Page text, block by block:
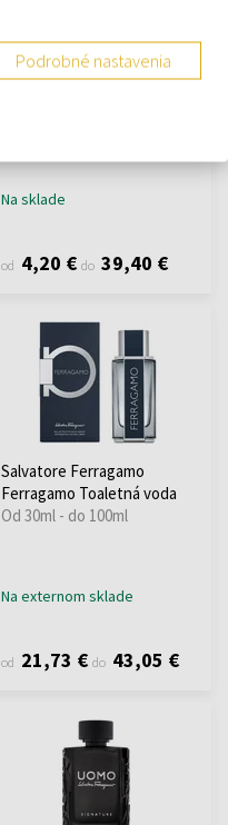
Salvatore Ferragamo Amo
Na sklade
od 4,20 € do 39,40 €
Salvatore Ferragamo
Ferragamo Toaletná voda
Od 30ml - do 100ml
Na externom sklade
od 21,73 € do 43,05 €
Podrobné nastavenia